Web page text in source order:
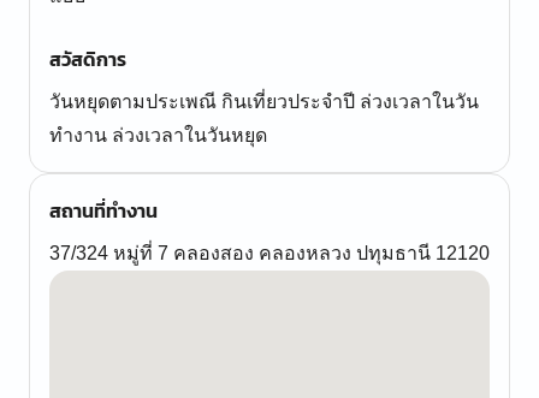
สวัสดิการ
วันหยุดตามประเพณี กินเที่ยวประจำปี ล่วงเวลาในวัน
ทำงาน ล่วงเวลาในวันหยุด
สถานที่ทำงาน
37/324 หมู่ที่ 7 คลองสอง คลองหลวง ปทุมธานี 12120